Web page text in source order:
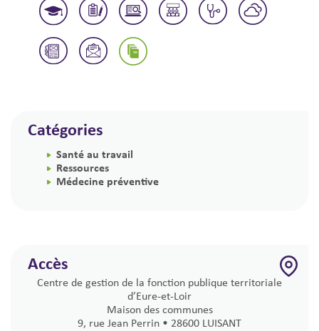
Catégories
Santé au travail
Ressources
Médecine préventive
Accès
Centre de gestion de la fonction publique territoriale
d’Eure-et-Loir
Maison des communes
9, rue Jean Perrin • 28600 LUISANT